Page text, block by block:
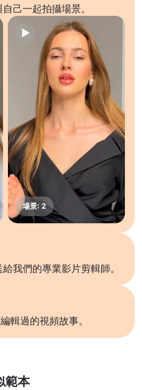
己一起拍攝場景。
我們的專業影片剪輯師。
輯過的視頻故事。
範本
更多